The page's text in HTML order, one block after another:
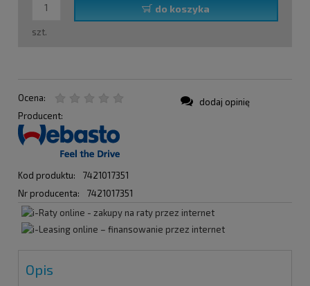
szt.
do koszyka
Ocena:
Producent:
Kod produktu:
7421017351
Nr producenta:
7421017351
dodaj opinię
Opis